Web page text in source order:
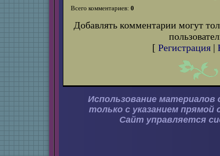
Всего комментариев: 0
Добавлять комментарии могут
[ Регистрация |
Использование материалов
только с указанием прямой
Сайт управляется